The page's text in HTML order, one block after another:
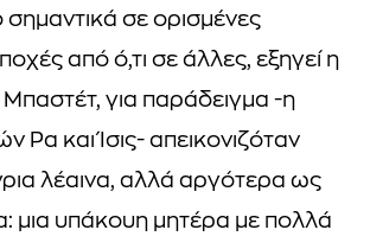
σημαντικά σε ορισμένες
από ό,τι σε άλλες, εξηγεί η
Μπαστέτ, για παράδειγμα -η
Ρα και Ίσις- απεικονιζόταν
λέαινα, αλλά αργότερα ως
μια υπάκουη μητέρα με πολλά